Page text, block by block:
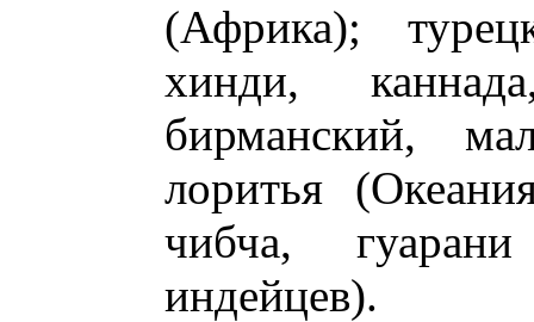
(Африка);
хинди,
бирманский,
лоритья
чибча,
индейцев).